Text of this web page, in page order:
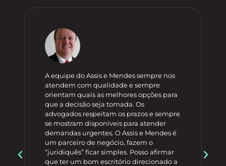
A equipe do Assis e Mendes sempre nos
atendem com qualidade e sempre
orientam quais as melhores opções para
que a decisão seja tomada. Os
advogados respeitam os prazos e sempre
se mostram disponíveis para atender
demandas urgentes. O Assis e Mendes é
um parceiro de negócio, fazem o
“juridiquês” ficar simples. Posso afirmar
que ter um bom escritório direcionado a